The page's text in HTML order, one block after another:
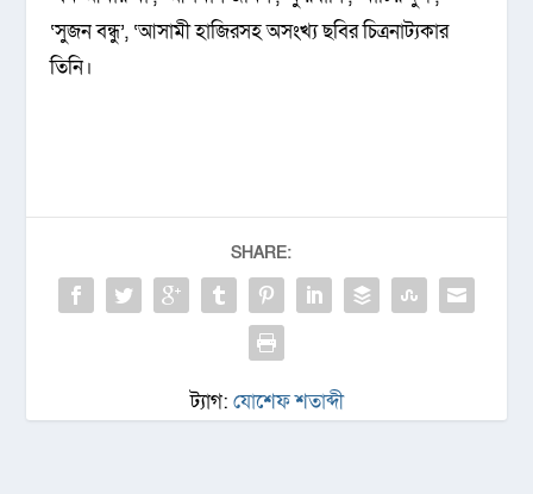
‘সুজন বন্ধু’, ‘আসামী হাজিরসহ অসংখ্য ছবির চিত্রনাট্যকার
তিনি।
SHARE:
ট্যাগ: যোশেফ শতাব্দী